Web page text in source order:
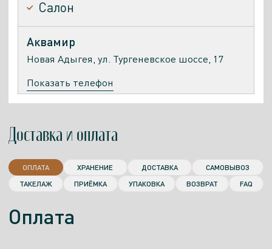
Салон
Аквамир
Новая Адыгея, ул. Тургеневское шоссе, 17
Показать телефон
ПН. - ПТ.
20:00
СБ.
20:00
ВСК.
Есть экспозиция
Доставка и оплата
ОПЛАТА ХРАНЕНИЕ ДОСТАВКА
САМОВЫВОЗ
ТАКЕЛАЖ
ПРИЁМКА УПАКОВКА ВОЗВРАТ FAQ
Оплата